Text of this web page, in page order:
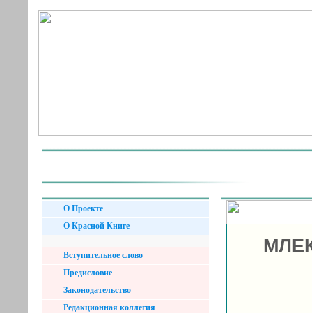
О Проекте
О Красной Книге
Вступительное слово
Предисловие
Законодательство
Редакционная коллегия